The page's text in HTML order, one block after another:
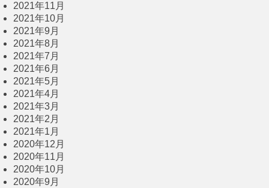
2021年11月
2021年10月
2021年9月
2021年8月
2021年7月
2021年6月
2021年5月
2021年4月
2021年3月
2021年2月
2021年1月
2020年12月
2020年11月
2020年10月
2020年9月